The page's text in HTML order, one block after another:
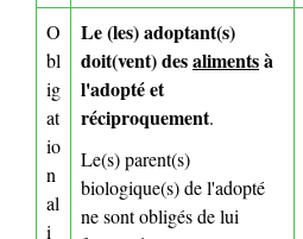
O
bl
ig
at
io
n
al
i
Le (les) adoptant(s)
doit(vent) desalimentsà
l'adopté et
réciproquement.
Le(s) parent(s)
biologique(s) de l'adopté
ne sont obligés de lui